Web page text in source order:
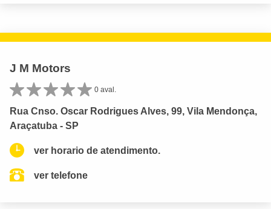
J M Motors
0 aval.
Rua Cnso. Oscar Rodrigues Alves, 99, Vila Mendonça,
Araçatuba - SP
ver horario de atendimento.
ver telefone